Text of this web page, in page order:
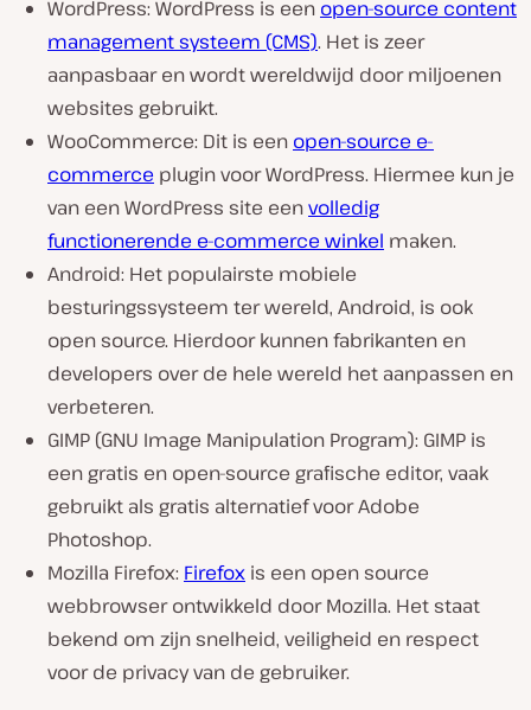
WordPress: WordPress is een open-source content
management systeem (CMS). Het is zeer
aanpasbaar en wordt wereldwijd door miljoenen
websites gebruikt.
WooCommerce: Dit is een open-source e-
commerce plugin voor WordPress. Hiermee kun je
van een WordPress site eenvolledig
functionerende e-commerce winkel maken.
Android: Het populairste mobiele
besturingssysteem ter wereld, Android, is ook
open source. Hierdoor kunnen fabrikanten en
developers over de hele wereld het aanpassen en
verbeteren.
GIMP (GNU Image Manipulation Program): GIMP is
een gratis en open-source grafische editor, vaak
gebruikt als gratis alternatief voor Adobe
Photoshop.
Mozilla Firefox: Firefox is een open source
webbrowser ontwikkeld door Mozilla. Het staat
bekend om zijn snelheid, veiligheid en respect
voor de privacy van de gebruiker.